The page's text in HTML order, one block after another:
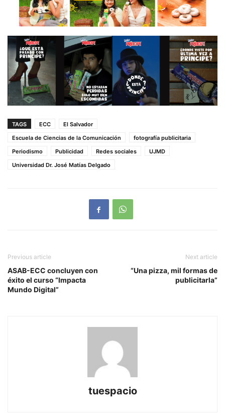
TAGS ECC
El Salvador
Escuela de Ciencias de la Comunicación
fotografía publicitaria
Periodismo
Publicidad Redes sociales
UJMD
Universidad Dr. José Matías Delgado
Previous article
ASAB-ECC concluyen con
éxito el curso “Impacta
Mundo Digital”
Next article
“Una pizza, mil formas de
publicitarla”
tuespacio